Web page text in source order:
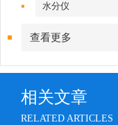
水分仪
查看更多
相关文章
RELATED ARTICLES